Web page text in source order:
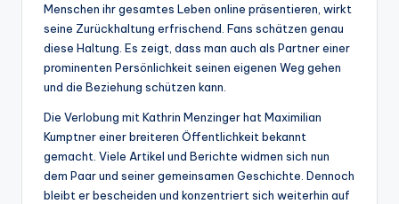
Menschen ihr gesamtes Leben online präsentieren, wirkt
seine Zurückhaltung erfrischend. Fans schätzen genau
diese Haltung. Es zeigt, dass man auch als Partner einer
prominenten Persönlichkeit seinen eigenen Weg gehen
und die Beziehung schützen kann.
Die Verlobung mit Kathrin Menzinger hat Maximilian
Kumptner einer breiteren Öffentlichkeit bekannt
gemacht. Viele Artikel und Berichte widmen sich nun
dem Paar und seiner gemeinsamen Geschichte. Dennoch
bleibt er bescheiden und konzentriert sich weiterhin auf